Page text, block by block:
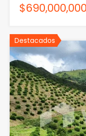
$690,000,000
Destacados